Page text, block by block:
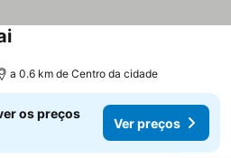
Ver preços
a 0.6 km de Centro da cidade
os preços
Ver preços